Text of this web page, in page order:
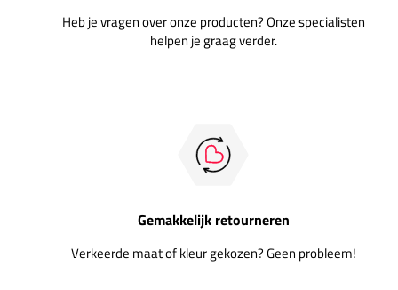
Heb je vragen over onze producten? Onze specialisten
helpen je graag verder.
Gemakkelijk retourneren
Verkeerde maat of kleur gekozen? Geen probleem!